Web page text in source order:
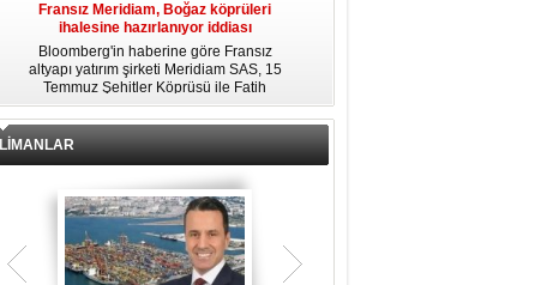
Fransız Meridiam, Boğaz köprüleri
ihalesine hazırlanıyor iddiası
Bloomberg'in haberine göre Fransız
altyapı yatırım şirketi Meridiam SAS, 15
Temmuz Şehitler Köprüsü ile Fatih
Sultan Mehmet Köprüsü'nün
özelleştirilmesine yönelik ihaleyle
zamanda kendi yat limanı, helikopter
pisti ve seçkin villaları da içeren koca
LİMANLAR